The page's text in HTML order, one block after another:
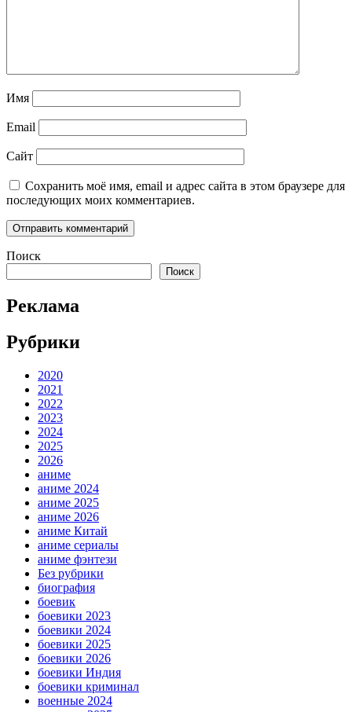
Имя
Email
Сайт
Сохранить моё имя, email и адрес сайта в этом браузере для
последующих моих комментариев.
Поиск
Поиск
Реклама
Рубрики
2020
2021
2022
2023
2024
2025
2026
аниме
аниме 2024
аниме 2025
аниме 2026
аниме Китай
аниме сериалы
аниме фэнтези
Без рубрики
биография
боевик
боевики 2023
боевики 2024
боевики 2025
боевики 2026
боевики Индия
боевики криминал
военные 2024